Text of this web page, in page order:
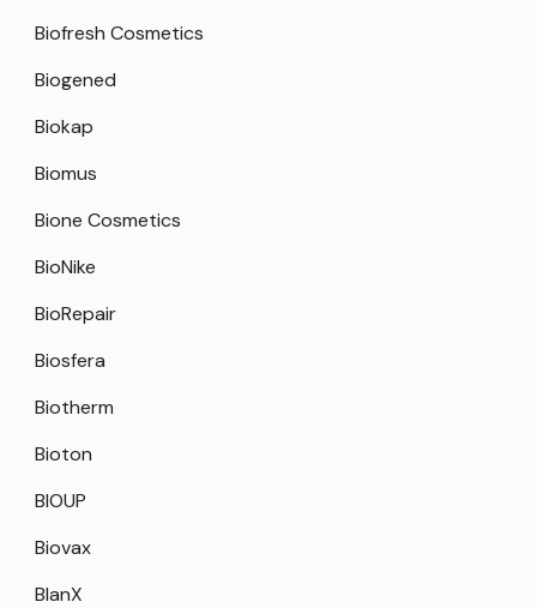
Biofresh Cosmetics
Biogened
Biokap
Biomus
Bione Cosmetics
BioNike
BioRepair
Biosfera
Biotherm
Bioton
BIOUP
Biovax
BlanX